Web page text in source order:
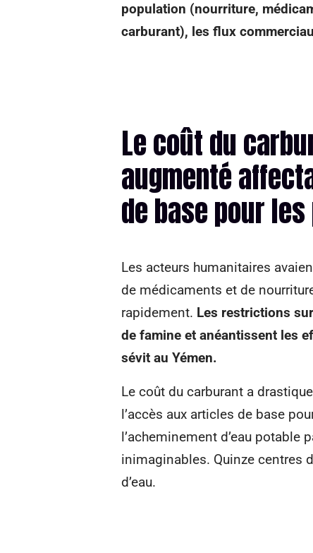
population (nourriture,
carburant), les flux
Le coût du
augmenté
de base pour
Les acteurs humanitaires
de médicaments et de
rapidement. Les restrictions
de famine et anéantissent les
sévit au Yémen.
Le coût du carburant a
l’accès aux articles de base
l’acheminement d’eau potable
inimaginables. Quinze centres
d’eau.